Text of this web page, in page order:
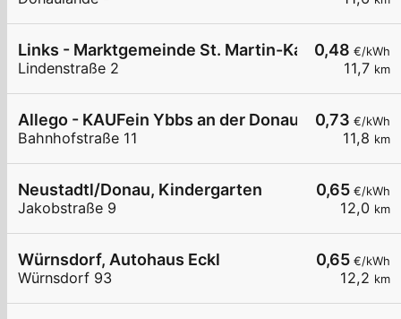
0,48 €/kWh
11,7 km
Links - Marktgemeinde St. Martin-Karlsbach
Lindenstraße 2
0,73 €/kWh
11,8 km
Allego - KAUFein Ybbs an der Donau
Bahnhofstraße 11
0,65 €/kWh
12,0 km
Neustadtl/Donau, Kindergarten
Jakobstraße 9
0,65 €/kWh
12,2 km
Würnsdorf, Autohaus Eckl
Würnsdorf 93